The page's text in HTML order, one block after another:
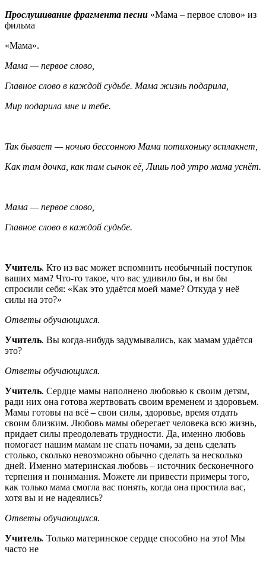
Прослушивание фрагмента песни «Мама – первое слово» из
фильма
«Мама».
Мама — первое слово,
Главное слово в каждой судьбе. Мама жизнь подарила,
Мир подарила мне и тебе.
Так бывает — ночью бессонною Мама потихоньку всплакнет,
Как там дочка, как там сынок её, Лишь под утро мама уснёт.
Мама — первое слово,
Главное слово в каждой судьбе.
Учитель. Кто из вас может вспомнить необычный поступок
ваших мам? Что-то такое, что вас удивило бы, и вы бы
спросили себя: «Как это удаётся моей маме? Откуда у неё
силы на это?»
Ответы обучающихся.
Учитель. Вы когда-нибудь задумывались, как мамам удаётся
это?
Ответы обучающихся.
Учитель. Сердце мамы наполнено любовью к своим детям,
ради них она готова жертвовать своим временем и здоровьем.
Мамы готовы на всё – свои силы, здоровье, время отдать
своим близким. Любовь мамы оберегает человека всю жизнь,
придает силы преодолевать трудности. Да, именно любовь
помогает нашим мамам не спать ночами, за день сделать
столько, сколько невозможно обычно сделать за несколько
дней. Именно материнская любовь – источник бесконечного
терпения и понимания. Можете ли привести примеры того,
как только мама смогла вас понять, когда она простила вас,
хотя вы и не надеялись?
Ответы обучающихся.
Учитель. Только материнское сердце способно на это! Мы
часто не